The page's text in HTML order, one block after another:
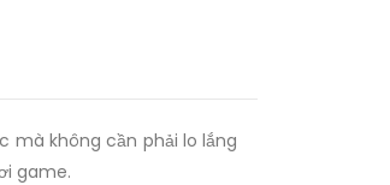
mà không cần phải lo lắng
game.